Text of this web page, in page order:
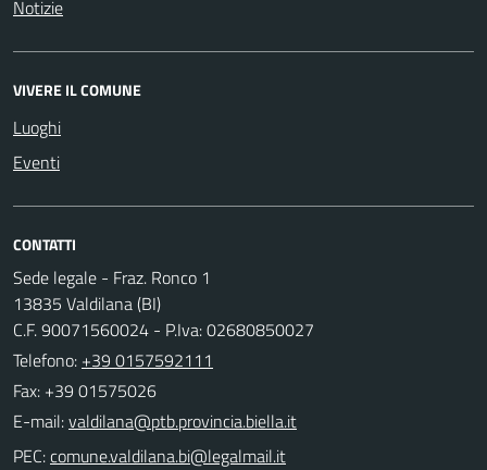
Notizie
VIVERE IL COMUNE
Luoghi
Eventi
CONTATTI
Sede legale - Fraz. Ronco 1
13835 Valdilana (BI)
C.F. 90071560024 - P.Iva: 02680850027
Telefono: +39 0157592111
Fax: +39 01575026
E-mail:
PEC: